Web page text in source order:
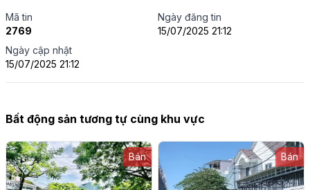
Mã tin
2769
Ngày đăng tin
15/07/2025 21:12
Ngày cập nhật
15/07/2025 21:12
Bất động sản tương tự cùng khu vực
Bán Bán